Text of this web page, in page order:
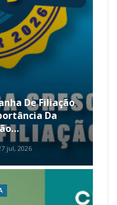
De Filiação
Da
jul, 2026